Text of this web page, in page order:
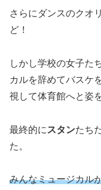
さらにダンスのクオ
ど！
しかし学校の女子た
カルを辞めてバスケ
視して体育館へと姿
最終的に スタンたち
た。
みんなミュージカル